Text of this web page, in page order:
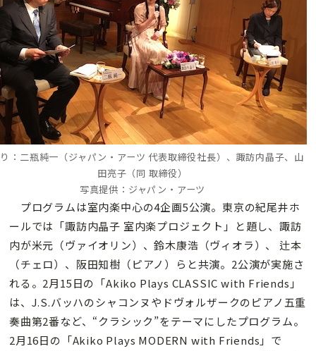
：二瓶純一（ジャパン・アーツ 代表取締役社長）、諏訪内晶子、山
田亮子（同 取締役）
写真提供：ジャパン・アーツ
プログラムは室内楽中心の4企画5公演。東京の紀尾井ホ
ールでは「諏訪内晶子 室内楽プロジェクト」と題し、諏訪
内が米元（ヴァイオリン）、鈴木康浩（ヴィオラ）、 辻本
（チェロ）、阪田知樹（ピアノ）らと共演。2公演が実施さ
れる。2月15日の「Akiko Plays CLASSIC with Friends」
は、J.S.バッハのシャコンヌやドヴォルザークのピアノ五重
奏曲第2番など、“クラシック”をテーマにしたプログラム。
2月16日の「Akiko Plays MODERN with Friends」で